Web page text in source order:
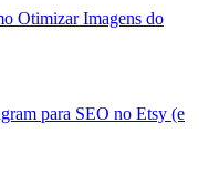
Otimizar Imagens do
para SEO no Etsy (e